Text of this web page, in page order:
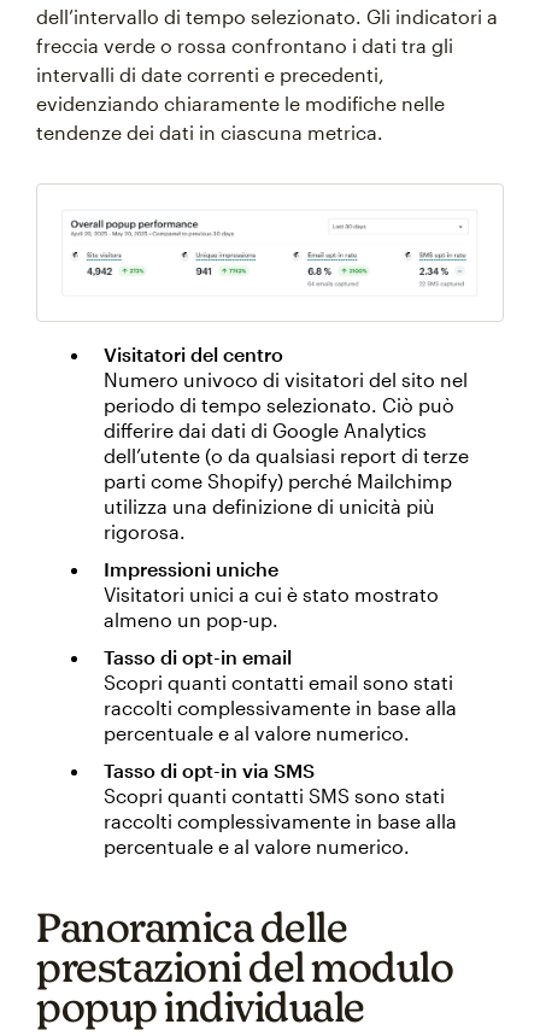
dell’intervallo di tempo selezionato. Gli indicatori a
freccia verde o rossa confrontano i dati tra gli
intervalli di date correnti e precedenti,
evidenziando chiaramente le modifiche nelle
tendenze dei dati in ciascuna metrica.
Visitatori del centro
Numero univoco di visitatori del sito nel
periodo di tempo selezionato. Ciò può
differire dai dati di Google Analytics
dell’utente (o da qualsiasi report di terze
parti come Shopify) perché Mailchimp
utilizza una definizione di unicità più
rigorosa.
Impressioni uniche
Visitatori unici a cui è stato mostrato
almeno un pop-up.
Tasso di opt-in email
Scopri quanti contatti email sono stati
raccolti complessivamente in base alla
percentuale e al valore numerico.
Tasso di opt-in via SMS
Scopri quanti contatti SMS sono stati
raccolti complessivamente in base alla
percentuale e al valore numerico.
Panoramica delle
prestazioni del modulo
popup individuale